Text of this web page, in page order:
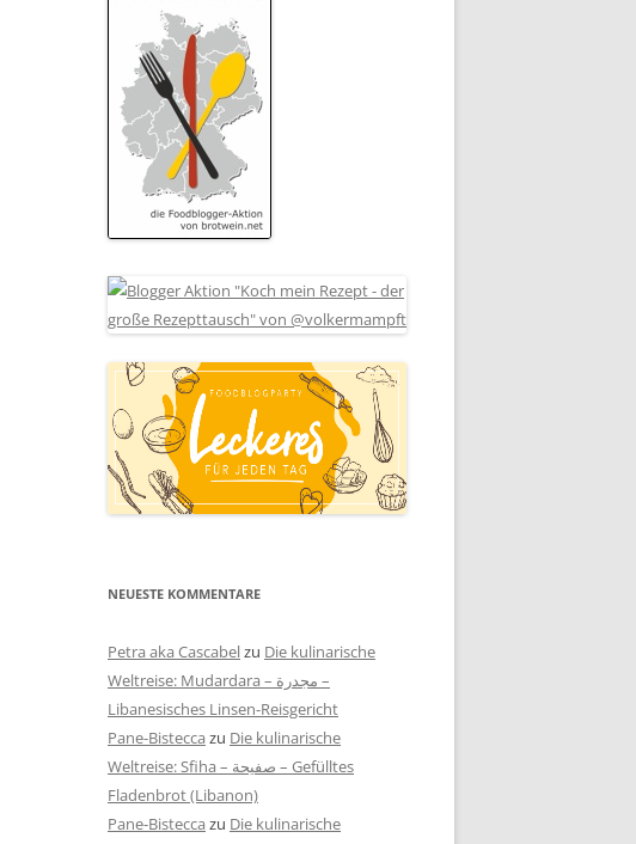
NEUESTE KOMMENTARE
Petra aka Cascabelzu Die kulinarische
Weltreise: Mudardara – مجدرة –
Libanesisches Linsen-Reisgericht
Pane-Bistecca zu Die kulinarische
Weltreise: Sfiha – صفيحة – Gefülltes
Fladenbrot (Libanon)
Pane-Bistecca zu Die kulinarische